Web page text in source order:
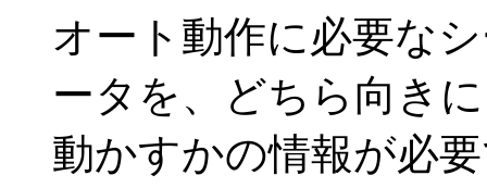
オート動作に必要な
ータを、どちら向き
動かすかの情報が必